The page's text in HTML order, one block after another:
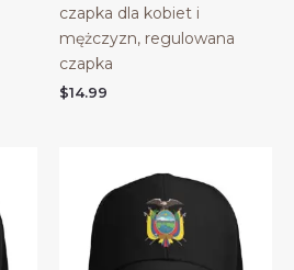
czapka dla kobiet i
mężczyzn, regulowana
czapka
$14.99